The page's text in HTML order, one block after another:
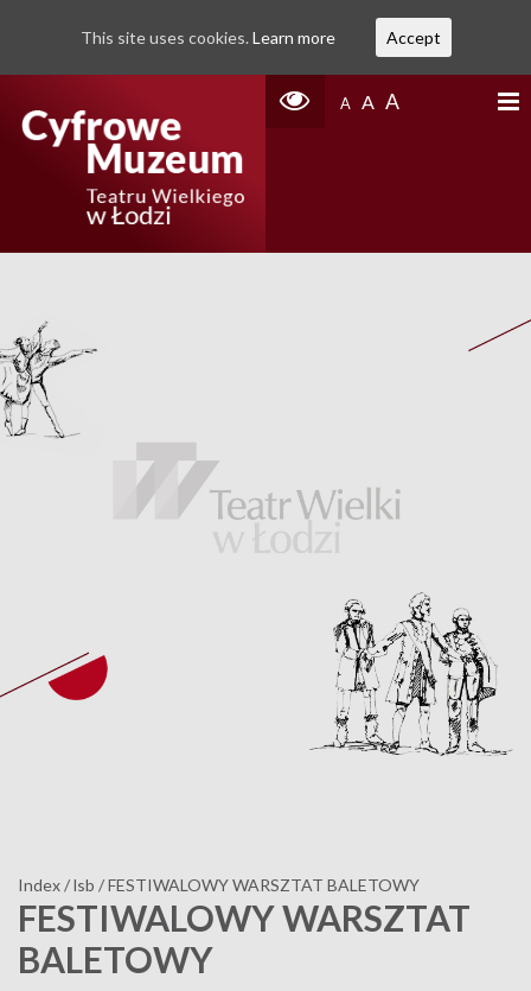
A A A
Index/lsb /FESTIWALOWY WARSZTAT BALETOWY
FESTIWALOWY WARSZTAT
BALETOWY
This site uses cookies. Learn more Accept